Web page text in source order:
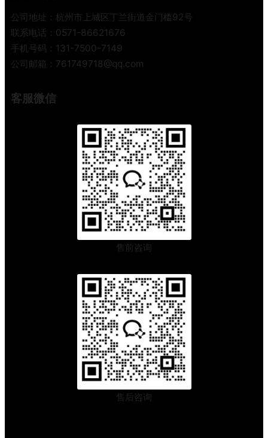
公司地址：杭州市上城区丁兰街道金门槛92号
联系电话：0571-86621676
手机号码：131-7500-7149
公司邮箱：761749718@qq.com
客服微信
售前咨询
售后咨询